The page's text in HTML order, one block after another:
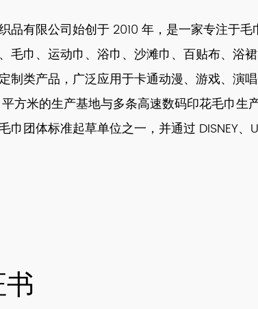
品有限公司始创于 2010 年，是一家专注于
毛巾、运动巾、浴巾、沙滩巾、百贴布、浴
制类产品，广泛应用于卡通动漫、游戏、演
方米的生产基地与多条高速数码印花毛巾
巾团体标准起草单位之一，并通过 DISNEY、